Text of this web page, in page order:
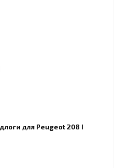
для Peugeot 208 I